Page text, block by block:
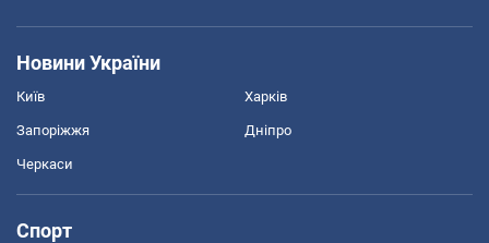
Новини України
Київ Харків
Запоріжжя Дніпро
Черкаси
Спорт